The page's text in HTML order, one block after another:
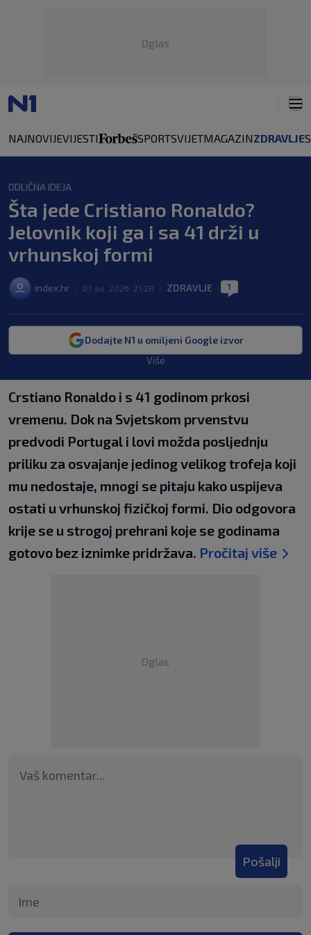
Oglas
NAJNOVIJEVIJESTI SPORTSVIJETMAGAZINZDRAVLJE
ODLIČNA IDEJA
Šta jede Cristiano Ronaldo?
Jelovnik koji ga i sa 41 drži u
vrhunskoj formi
index.hr 07. jul. 2026. 21:28 ZDRAVLJE 1
Dodajte N1 u omiljeni Google izvor
Više
Crstiano Ronaldo i s 41 godinom prkosi
vremenu. Dok na Svjetskom prvenstvu
predvodi Portugal i lovi možda posljednju
priliku za osvajanje jedinog velikog trofeja koji
mu nedostaje, mnogi se pitaju kako uspijeva
ostati u vrhunskoj fizičkoj formi. Dio odgovora
krije se u strogoj prehrani koje se godinama
gotovo bez iznimke pridržava. Pročitaj više
Oglas
Pošalji